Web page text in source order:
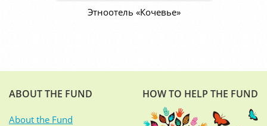
Этноотель «Кочевье»
ABOUT THE FUND
About the Fund
HOW TO HELP THE FUND